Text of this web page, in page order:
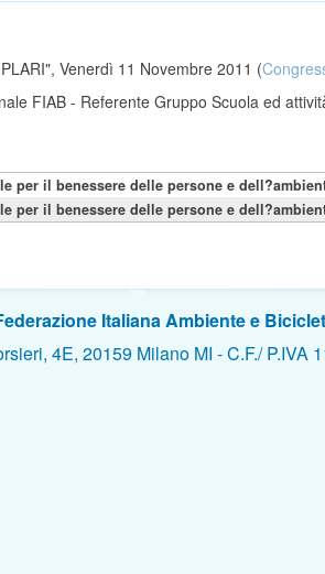
Venerdì 11 Novembre 2011 (
FIAB - Referente Gruppo Scuola ed
per il benessere delle persone e
per il benessere delle persone e
Italiana Ambiente e
4E, 20159 Milano MI - C.F./ P.IVA